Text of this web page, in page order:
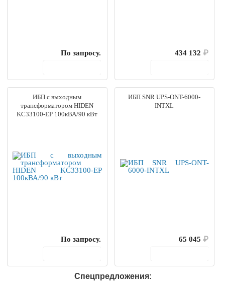
По запросу.
434 132 ₽
ИБП с выходным
трансформатором HIDEN
KC33100-EP 100кВА/90 кВт
По запросу.
ИБП SNR UPS-ONT-6000-
INTXL
65 045 ₽
Спецпредложения: